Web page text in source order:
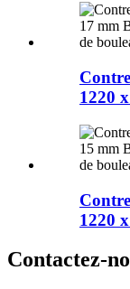
1220
1220
Contactez-